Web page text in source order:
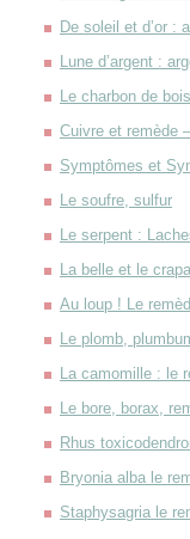
De soleil et d’or :
Lune d’argent :
Le charbon de
Cuivre et remède
Symptômes et
Le soufre, sulfur
Le serpent :
La belle et le
Au loup ! Le
Le plomb,
La camomille : le
Le bore, borax,
Rhus
Bryonia alba le
Staphysagria le